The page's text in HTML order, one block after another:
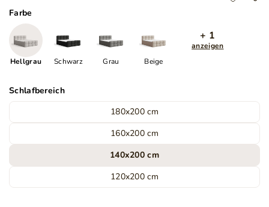
Farbe
Hellgrau Schwarz Grau Beige
+ 1
anzeigen
Schlafbereich
180x200 cm
160x200 cm
140x200 cm
120x200 cm